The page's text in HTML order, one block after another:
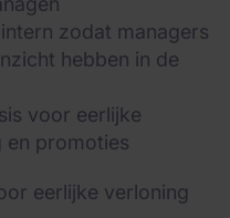
zodat managers
hebben in de
voor eerlijke
en promoties
eerlijke verloning